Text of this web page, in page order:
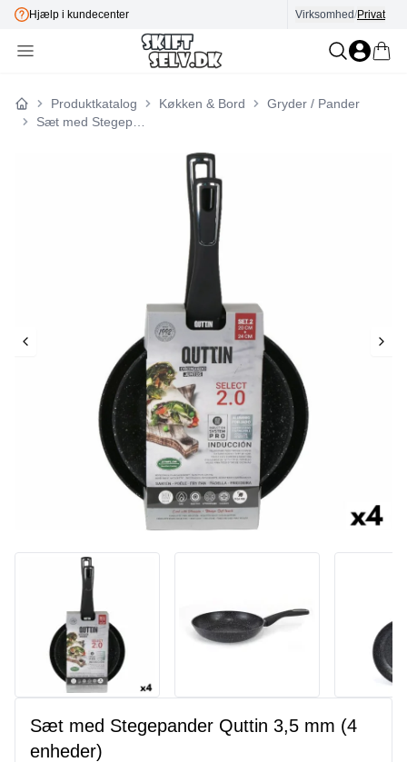
Hjælp i kundecenter E-mærket
Virksomhed/Privat
Forside
Produktkatalog Køkken & Bord
Gryder / Pander
Sæt med Stegepander Quttin 3,5 mm (4
enheder)